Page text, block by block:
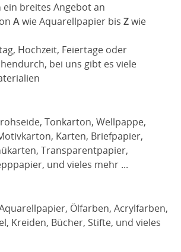
breites Angebot an
Awie Aquarellpapier bis Zwie
Hochzeit, Feiertage oder
bei uns gibt es viele
Tonkarton, Wellpappe,
Karten, Briefpapier,
Transparentpapier,
und vieles mehr ...
Ölfarben, Acrylfarben,
Kreiden, Bücher, Stifte, und vieles